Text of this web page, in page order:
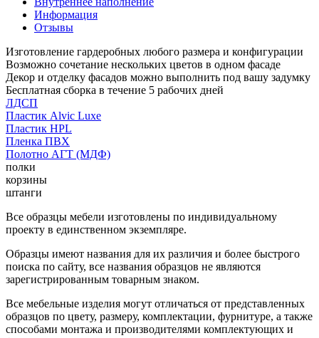
Информация
Отзывы
Изготовление гардеробных любого размера и конфигурации
Возможно сочетание нескольких цветов в одном фасаде
Декор и отделку фасадов можно выполнить под вашу задумку
Бесплатная сборка в течение 5 рабочих дней
ЛДСП
Пластик Alvic Luxe
Пластик HPL
Пленка ПВХ
Полотно АГТ (МДФ)
полки
корзины
штанги
Все образцы мебели изготовлены по индивидуальному
проекту в единственном экземпляре.
Образцы имеют названия для их различия и более быстрого
поиска по сайту, все названия образцов не являются
зарегистрированным товарным знаком.
Все мебельные изделия могут отличаться от представленных
образцов по цвету, размеру, комплектации, фурнитуре, а также
способами монтажа и производителями комплектующих и